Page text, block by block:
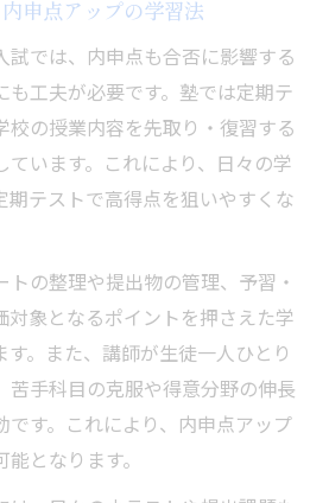
申点アップの学習法
試では、内申点も合否に影響する
も工夫が必要です。塾では定期テ
校の授業内容を先取り・復習する
ています。これにより、日々の学
期テストで高得点を狙いやすくな
の整理や提出物の管理、予習・
対象となるポイントを押さえた学
。また、講師が生徒一人ひとり
苦手科目の克服や得意分野の伸長
です。これにより、内申点アップ
となります。